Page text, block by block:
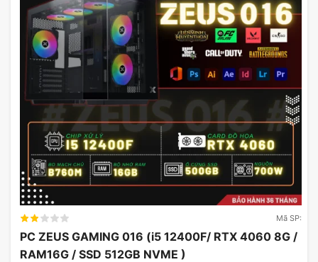
Mã SP:
PC ZEUS GAMING 016 (i5 12400F/ RTX 4060 8G /
RAM16G / SSD 512GB NVME )